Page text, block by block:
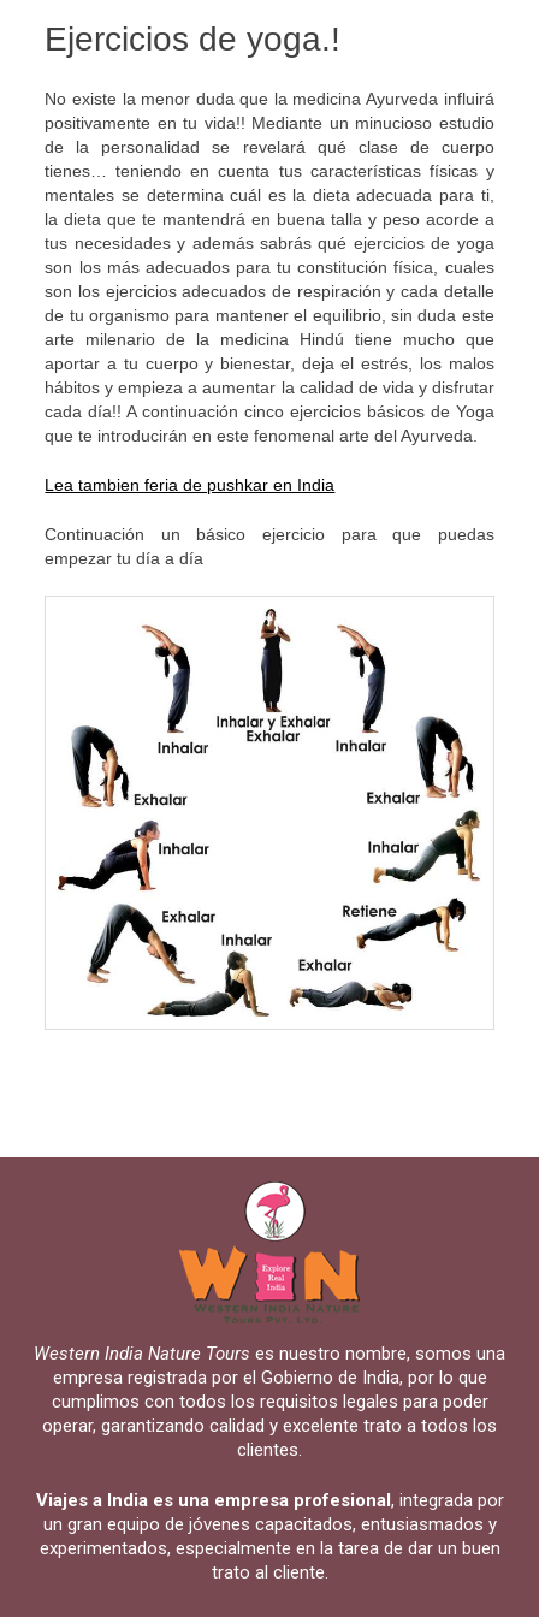
Ejercicios de yoga.!
No existe la menor duda que la medicina Ayurveda influirá
positivamente en tu vida!! Mediante un minucioso estudio
de la personalidad se revelará qué clase de cuerpo
tienes… teniendo en cuenta tus características físicas y
mentales se determina cuál es la dieta adecuada para ti,
la dieta que te mantendrá en buena talla y peso acorde a
tus necesidades y además sabrás qué ejercicios de yoga
son los más adecuados para tu constitución física, cuales
son los ejercicios adecuados de respiración y cada detalle
de tu organismo para mantener el equilibrio, sin duda este
arte milenario de la medicina Hindú tiene mucho que
aportar a tu cuerpo y bienestar, deja el estrés, los malos
hábitos y empieza a aumentar la calidad de vida y disfrutar
cada día!! A continuación cinco ejercicios básicos de Yoga
que te introducirán en este fenomenal arte del Ayurveda.
Lea tambien feria de pushkar en India
Continuación un básico ejercicio para que puedas
empezar tu día a día
Western India Nature Tours es nuestro nombre, somos una
empresa registrada por el Gobierno de India, por lo que
cumplimos con todos los requisitos legales para poder
operar, garantizando calidad y excelente trato a todos los
clientes.
Viajes a India es una empresa profesional, integrada por
un gran equipo de jóvenes capacitados, entusiasmados y
experimentados, especialmente en la tarea de dar un buen
trato al cliente.